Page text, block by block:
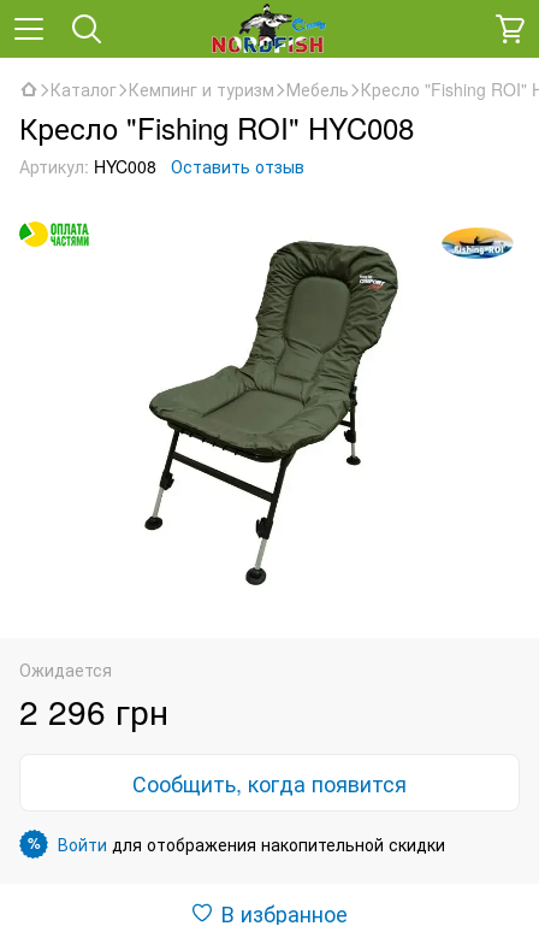
Каталог Кемпинг и туризм Мебель Кресло "Fishing ROI"
Кресло "Fishing ROI" HYC008
Артикул: HYC008 Оставить отзыв
Ожидается
2 296 грн
Сообщить, когда появится
% Войти для отображения накопительной скидки
В избранное